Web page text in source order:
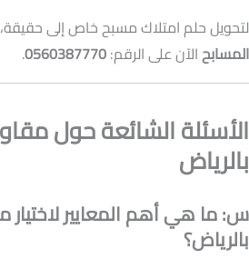
لتحويل حلم امتلاك مسبح خاص إلى
المسابحالآن على الرقم:0560387770
.
الأسئلة الشائعة حول
بالرياض
س: ما هي أهم المعايير لاختيار
بالرياض؟